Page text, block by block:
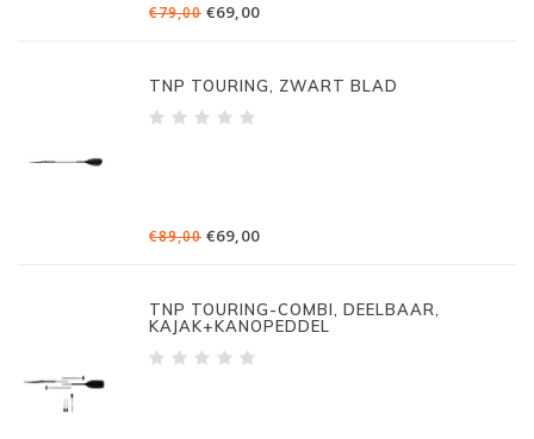
€79,00 €69,00
TNP TOURING, ZWART BLAD
€89,00 €69,00
TNP TOURING-COMBI, DEELBAAR,
KAJAK+KANOPEDDEL